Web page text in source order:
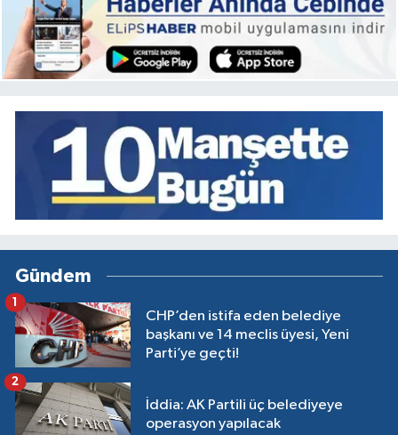
Gündem
CHP’den istifa eden belediye
başkanı ve 14 meclis üyesi, Yeni
Parti’ye geçti!
1
İddia: AK Partili üç belediyeye
operasyon yapılacak
2